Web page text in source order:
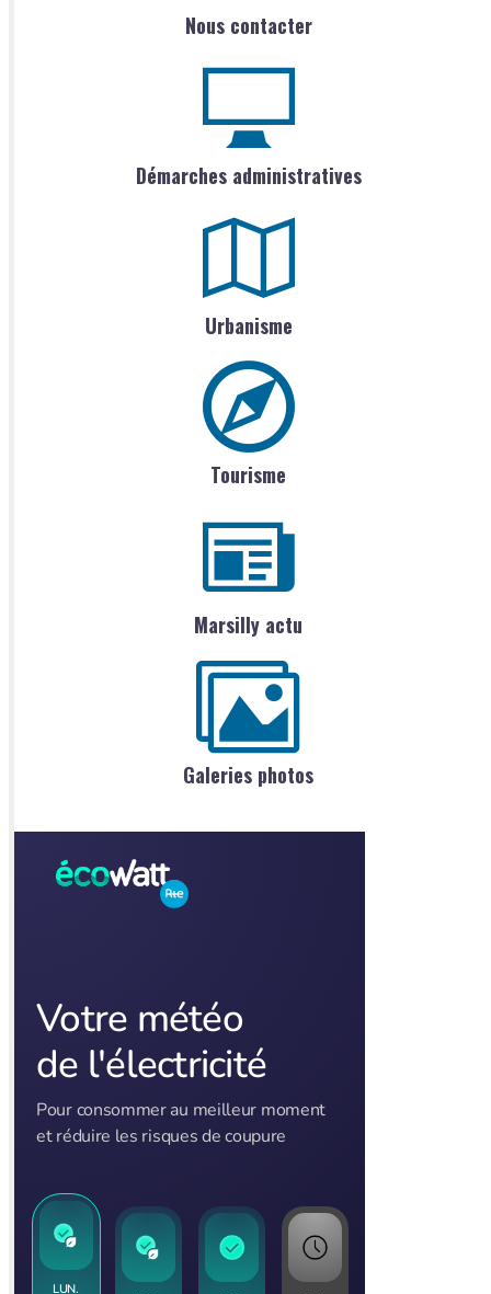
Nous contacter
Démarches administratives
Urbanisme
Tourisme
Marsilly actu
Galeries photos